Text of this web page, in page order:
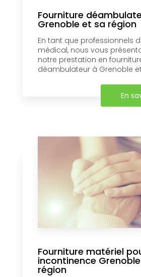
Fourniture
Grenoble et sa région
En tant que professionnels
médical, nous vous
notre prestation en
déambulateur à Grenoble
En
Fourniture matériel
incontinence
région